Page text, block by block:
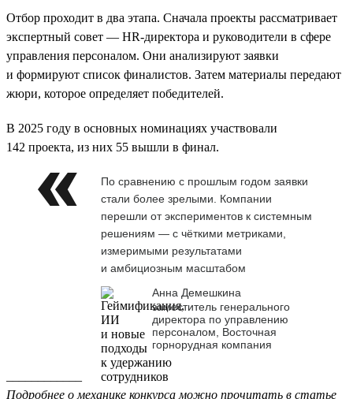
Отбор проходит в два этапа. Сначала проекты рассматривает
экспертный совет — HR-директора и руководители в сфере
управления персоналом. Они анализируют заявки
и формируют список финалистов. Затем материалы передают
жюри, которое определяет победителей.
В 2025 году в основных номинациях участвовали
142 проекта, из них 55 вышли в финал.
По сравнению с прошлым годом заявки
стали более зрелыми. Компании
перешли от экспериментов к системным
решениям — с чёткими метриками,
измеримыми результатами
и амбициозным масштабом
Анна Демешкина
заместитель генерального
директора по управлению
персоналом, Восточная
горнорудная компания
Подробнее о механике конкурса можно прочитать в статье